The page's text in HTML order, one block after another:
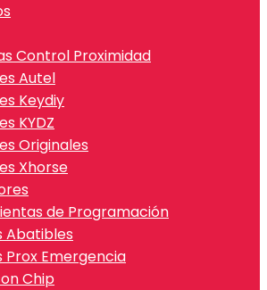
Control Proximidad
Autel
Keydiy
KYDZ
Originales
Xhorse
de Programación
Abatibles
Prox Emergencia
Chip